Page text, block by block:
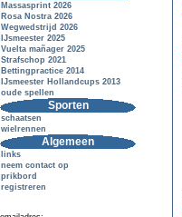
Massasprint 2026
Rosa Nostra 2026
Wegwedstrijd 2026
IJsmeester 2025
Vuelta mañager 2025
Strafschop 2021
Bettingpractice 2014
IJsmeester Hollandcups 2013
oude spellen
Sporten
schaatsen
wielrennen
Algemeen
links
neem contact op
prikbord
registreren